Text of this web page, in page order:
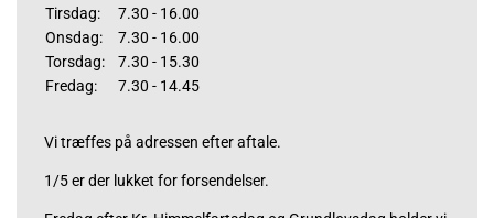
Tirsdag:
7.30 - 16.00
Onsdag:
7.30 - 16.00
Torsdag:
7.30 - 15.30
Fredag:
7.30 - 14.45
Vi træffes på adressen efter aftale.
1/5 er der lukket for forsendelser.